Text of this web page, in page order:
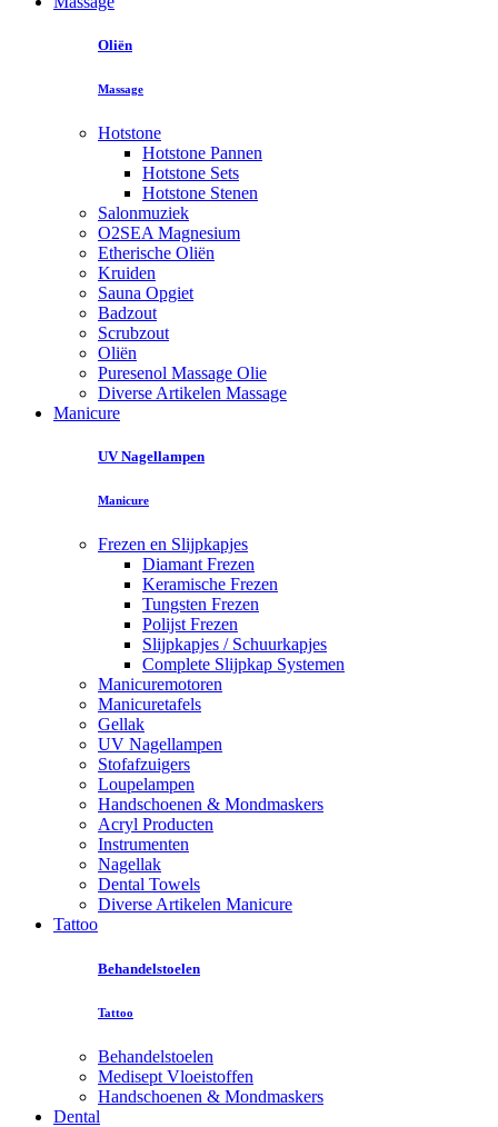
Oliën
Massage
Hotstone
Hotstone Pannen
Hotstone Sets
Hotstone Stenen
Salonmuziek
O2SEA Magnesium
Etherische Oliën
Kruiden
Sauna Opgiet
Badzout
Scrubzout
Oliën
Puresenol Massage Olie
Diverse Artikelen Massage
Manicure
UV Nagellampen
Manicure
Frezen en Slijpkapjes
Diamant Frezen
Keramische Frezen
Tungsten Frezen
Polijst Frezen
Slijpkapjes / Schuurkapjes
Complete Slijpkap Systemen
Manicuremotoren
Manicuretafels
Gellak
UV Nagellampen
Stofafzuigers
Loupelampen
Handschoenen & Mondmaskers
Acryl Producten
Instrumenten
Nagellak
Dental Towels
Diverse Artikelen Manicure
Tattoo
Behandelstoelen
Tattoo
Behandelstoelen
Medisept Vloeistoffen
Handschoenen & Mondmaskers
Dental